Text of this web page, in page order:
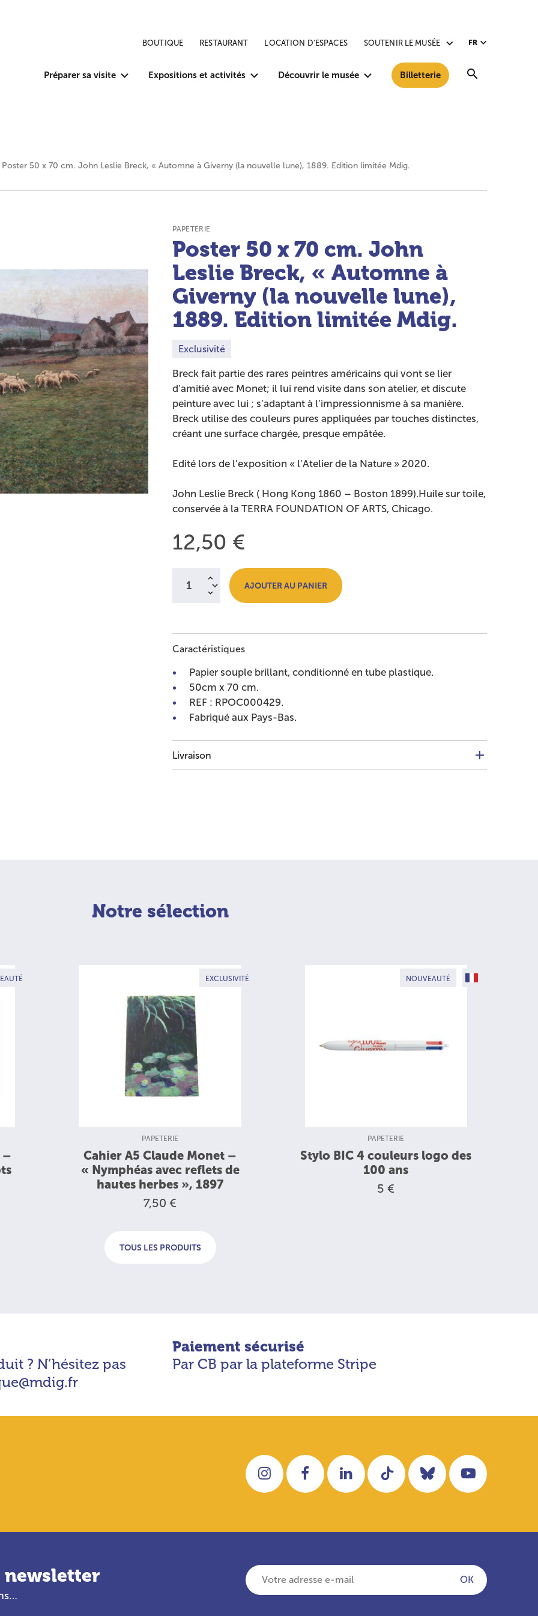
Préparer sa visite Expositions et activités Découvrir le musée Billetterie
BOUTIQUE RESTAURANT LOCATION D’ESPACES SOUTENIR LE MUSÉE FR
Poster 50 x 70 cm. John Leslie Breck, « Automne à Giverny (la nouvelle lune), 1889. Edition limitée Mdig.
TYPE DE PRODUIT :
PAPETERIE
Poster 50 x 70 cm. John
Leslie Breck, « Automne à
Giverny (la nouvelle lune),
1889. Edition limitée Mdig.
Exclusivité
Breck fait partie des rares peintres américains qui vont se lier
d’amitié avec Monet; il lui rend visite dans son atelier, et discute
peinture avec lui ; s’adaptant à l’impressionnisme à sa manière.
Breck utilise des couleurs pures appliquées par touches distinctes,
créant une surface chargée, presque empâtée.
Edité lors de l’exposition « l’Atelier de la Nature » 2020.
John Leslie Breck ( Hong Kong 1860 – Boston 1899).Huile sur toile,
conservée à la TERRA FOUNDATION OF ARTS, Chicago.
Prix :
12,50 €
Quantité à ajouter au panier
AJOUTER AU PANIER
Caractéristiques
Papier souple brillant, conditionné en tube plastique.
50cm x 70 cm.
REF : RPOC000429.
Fabriqué aux Pays-Bas.
Livraison
Notre sélection
–
EXCLUSIVITÉ
TYPE DE PRODUIT :
PAPETERIE
Cahier A5 Claude Monet –
« Nymphéas avec reflets de
hautes herbes », 1897
7,50 €
NOUVEAUTÉ
FABRIQUÉ EN
TYPE DE PRODUIT :
PAPETERIE
Stylo BIC 4 couleurs logo des
100 ans
5 €
TOUS LES PRODUITS
? N’hésitez pas
Paiement sécurisé
Par CB par la plateforme Stripe
InstagramFacebookLinkedInTiktokBlueskyYouTube
newsletter
Votre adresse e-mail
OK